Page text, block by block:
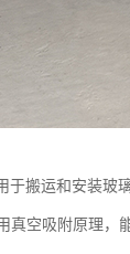
于搬运和安装玻
真空吸附原理，